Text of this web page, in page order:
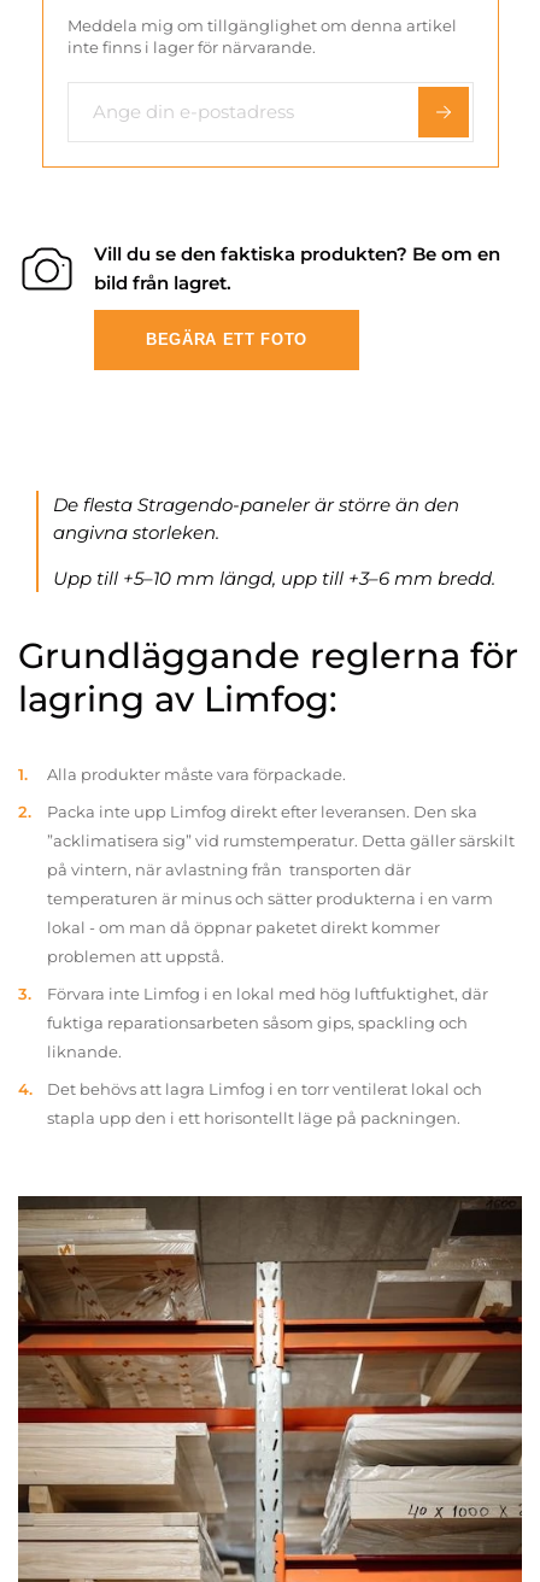
Meddela mig om tillgänglighet om denna artikel
inte finns i lager för närvarande.
Vill du se den faktiska produkten? Be om en
bild från lagret.
BEGÄRA ETT FOTO
De flesta Stragendo-paneler är större än den
angivna storleken.
Upp till +5–10 mm längd, upp till +3–6 mm bredd.
Grundläggande reglerna för
lagring av Limfog:
Alla produkter måste vara förpackade.
Packa inte upp Limfog direkt efter leveransen. Den ska
”acklimatisera sig” vid rumstemperatur. Detta gäller särskilt
på vintern, när avlastning från transporten där
temperaturen är minus och sätter produkterna i en varm
lokal - om man då öppnar paketet direkt kommer
problemen att uppstå.
Förvara inte Limfog i en lokal med hög luftfuktighet, där
fuktiga reparationsarbeten såsom gips, spackling och
liknande.
Det behövs att lagra Limfog i en torr ventilerat lokal och
stapla upp den i ett horisontellt läge på packningen.